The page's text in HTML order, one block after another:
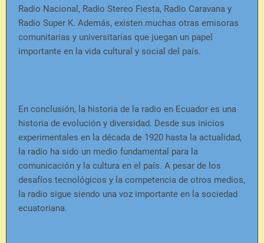
Radio Nacional, Radio Stereo Fiesta, Radio Caravana y
Radio Super K. Además, existen muchas otras emisoras
comunitarias y universitarias que juegan un papel
importante en la vida cultural y social del país.
En conclusión, la historia de la radio en Ecuador es una
historia de evolución y diversidad. Desde sus inicios
experimentales en la década de 1920 hasta la actualidad,
la radio ha sido un medio fundamental para la
comunicación y la cultura en el país. A pesar de los
desafíos tecnológicos y la competencia de otros medios,
la radio sigue siendo una voz importante en la sociedad
ecuatoriana.